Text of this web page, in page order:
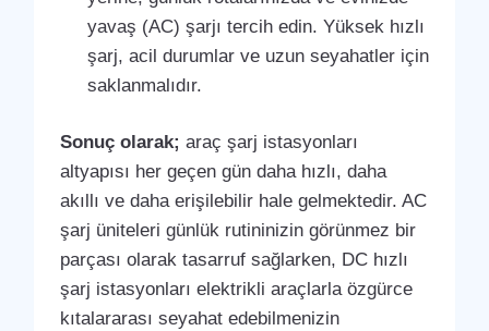
yavaş (AC) şarjı tercih edin. Yüksek hızlı
şarj, acil durumlar ve uzun seyahatler için
saklanmalıdır.
Sonuç olarak; araç şarj istasyonları
altyapısı her geçen gün daha hızlı, daha
akıllı ve daha erişilebilir hale gelmektedir. AC
şarj üniteleri günlük rutininizin görünmez bir
parçası olarak tasarruf sağlarken, DC hızlı
şarj istasyonları elektrikli araçlarla özgürce
kıtalararası seyahat edebilmenizin